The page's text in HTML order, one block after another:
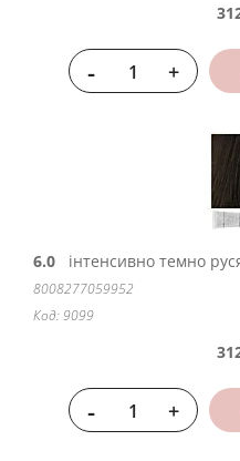
- +
6.0 інтенсивно темно
8008277059952
Код: 9099
- +